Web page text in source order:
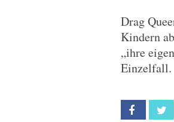
Drag
Kindern
„ihre
Einzelfall.